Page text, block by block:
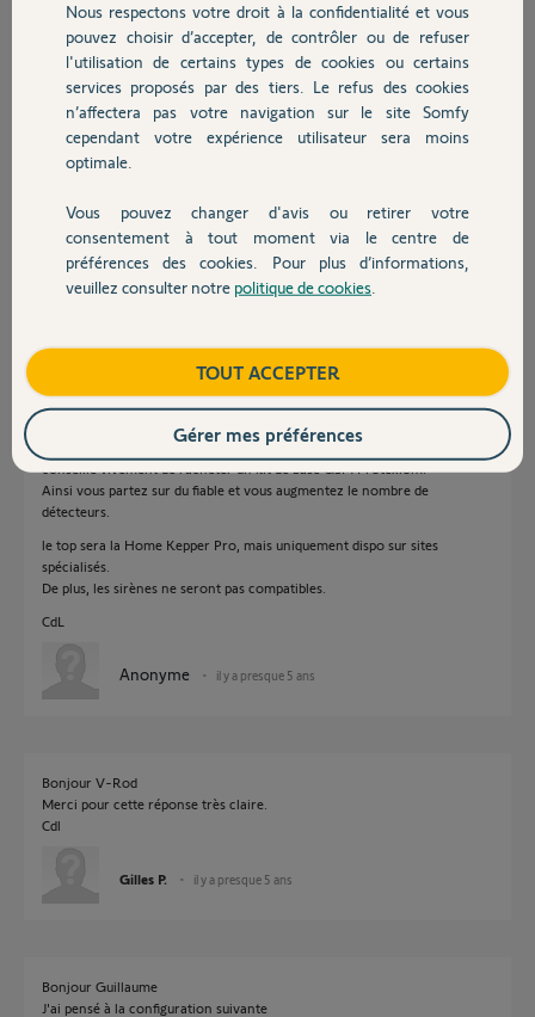
Chauffage
Autres produits
Devis avec un pro
Contact
Ma question est la suivante quelle alarme somfy dois-je acquérir ou
quelle configuration me conseillez-vous?
Merci pour votre aide
il y a presque 5 ans
Participer au fil de discussion
Réponses
bonjour,
Au vu des "brillants" résultats des alarmes dérivées Myfox, je vous
conseille vivement de racheter un kit de base GSM Protexiom.
Ainsi vous partez sur du fiable et vous augmentez le nombre de
détecteurs.
le top sera la Home Kepper Pro, mais uniquement dispo sur sites
spécialisés.
De plus, les sirènes ne seront pas compatibles.
CdL
Anonyme il y a presque 5 ans
Bonjour V-Rod
Merci pour cette réponse très claire.
Cdl
Gilles P. il y a presque 5 ans
Bonjour Guillaume
J'ai pensé à la configuration suivante
Nous respectons votre droit à la confidentialité et vous
pouvez choisir d’accepter, de contrôler ou de refuser
l'utilisation de certains types de cookies ou certains
services proposés par des tiers. Le refus des cookies
n’affectera pas votre navigation sur le site Somfy
cependant votre expérience utilisateur sera moins
optimale.
Vous pouvez changer d'avis ou retirer votre
consentement à tout moment via le centre de
préférences des cookies. Pour plus d’informations,
veuillez consulter notre politique de cookies
TOUT ACCEPTER
Gérer mes préférences